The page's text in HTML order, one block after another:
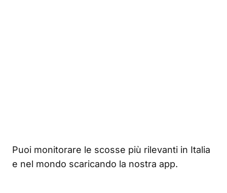
Puoi monitorare le scosse più rilevanti in Italia
e nel mondo scaricando la nostra app.